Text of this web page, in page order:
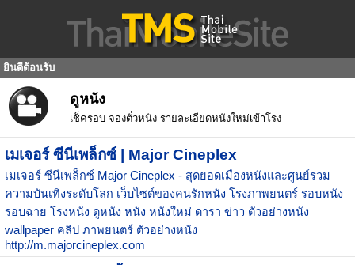
ยินดีต้อนรับ
ดูหนัง
เช็ครอบ จองตั๋วหนัง รายละเอียดหนังใหม่เข้าโรง
เมเจอร์ ซีนีเพล็กซ์ | Major Cineplex
เมเจอร์ ซีนีเพล็กซ์ Major Cineplex - สุดยอดเมืองหนังและศูนย์รวม
ความบันเทิงระดับโลก เว็บไซต์ของคนรักหนัง โรงภาพยนตร์ รอบหนัง
รอบฉาย โรงหนัง ดูหนัง หนัง หนังใหม่ ดารา ข่าว ตัวอย่างหนัง
wallpaper คลิป ภาพยนตร์ ตัวอย่างหนัง
http://m.majorcineplex.com